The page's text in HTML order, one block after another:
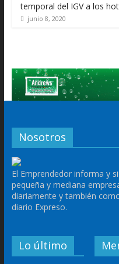
temporal del IGV a los
junio 8, 2020
Nosotros
El Emprendedor informa y
pequeña y mediana
diariamente y también
diario Expreso.
Lo último